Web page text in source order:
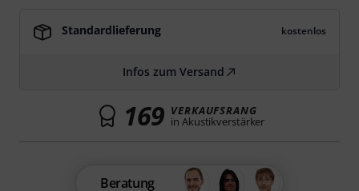
Standardlieferung kostenlos
Infos zum Versand
169 VERKAUFSRANG
in Akustikverstärker
Beratung